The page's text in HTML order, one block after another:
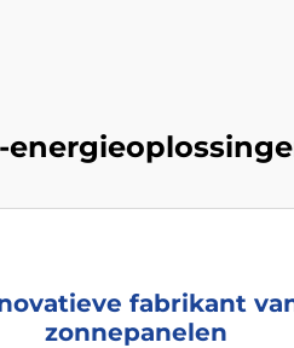
fabrikant
zonnepanelen